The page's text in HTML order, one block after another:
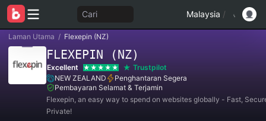
Cari Malaysia /
Laman Utama / Flexepin (NZ)
FLEXEPIN (NZ)
Excellent
Trustpilot
NEW ZEALAND
Penghantaran Segera
Pembayaran Selamat & Terjamin
Flexepin, an easy way to spend on websites globally - Fast,
Private!